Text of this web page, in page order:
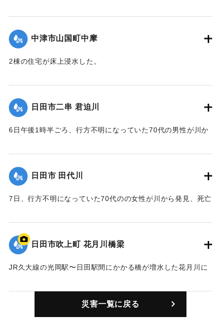
｜固有コード:01203006
中津市山国町中摩
2棟の住宅が床上浸水した。
｜固有コード:01203007
日田市二串 君迫川
6日午後1時半ごろ、行方不明になっていた70代の男性が川か
日田市 田代川
7日、行方不明になっていた70代のの女性が川から発見、死亡
｜固有コード:
日田市吹上町 花月川橋梁
JR久大線の光岡駅〜日田駅間にかかる橋が増水した花月川に
行運転となっていた。
災害一覧に戻る